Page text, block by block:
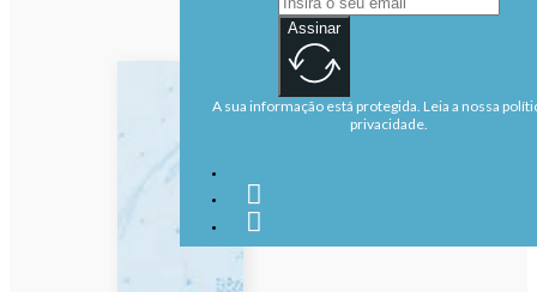
Assinar
A sua informação está protegida. Leia a nossa
privacidade.